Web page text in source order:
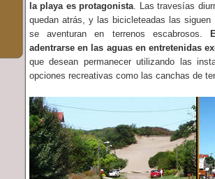
la playa es protagonista. Las travesías
quedan atrás, y las bicicleteadas las
se aventuran en terrenos escabrosos.
adentrarse en las aguas en entretenidas
que desean permanecer utilizando las
opciones recreativas como las canchas de